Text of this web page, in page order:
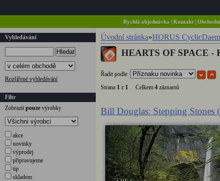
Rychlá objednávka |Kontakt |
Vyhledávání
Hledat
Rozšířené vyhledávání
Filtr
Zobrazit pouze výrobky
akce
novinky
výprodej
připravujeme
tip
skladem
Úvodní stránka»HORUS
HEARTS OF SPACE -
Řadit podle:
Strana 1 z 1 Celkem 4 záznamů
Bill Douglas: Stepping Stones